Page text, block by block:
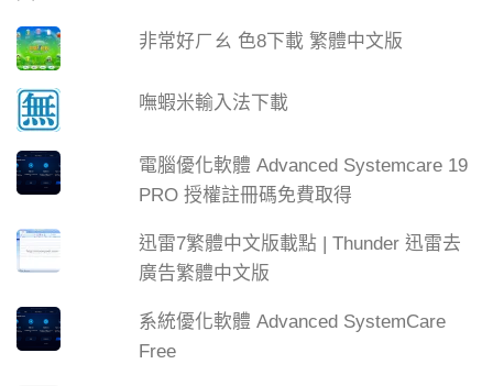
非常好ㄏㄠ 色8下載 繁體中文版
嘸蝦米輸入法下載
電腦優化軟體 Advanced Systemcare 19
PRO 授權註冊碼免費取得
迅雷7繁體中文版載點 | Thunder 迅雷去
廣告繁體中文版
系統優化軟體 Advanced SystemCare
Free